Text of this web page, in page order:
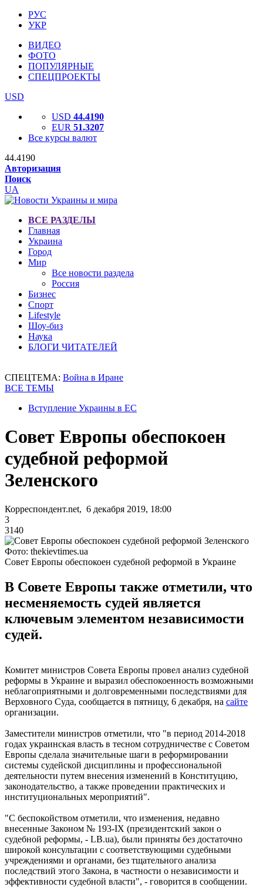
РУС
УКР
ВИДЕО
ФОТО
ПОПУЛЯРНЫЕ
СПЕЦПРОЕКТЫ
USD
USD 44.4190
EUR 51.3207
Все курсы валют
44.4190
Авторизация
Поиск
UA
ВСЕ РАЗДЕЛЫ
Главная
Украина
Город
Мир
Все новости раздела
Россия
Бизнес
Спорт
Lifestyle
Шоу-биз
Наука
БЛОГИ ЧИТАТЕЛЕЙ
СПЕЦТЕМА: Война в Иране
ВСЕ ТЕМЫ
Вступление Украины в ЕС
Совет Европы обеспокоен
судебной реформой
Зеленского
Корреспондент.net, 6 декабря 2019, 18:00
3
3140
Фото: thekievtimes.ua
Совет Европы обеспокоен судебной реформой в Украине
В Совете Европы также отметили, что
несменяемость судей является
ключевым элементом независимости
судей.
Комитет министров Совета Европы провел анализ судебной
реформы в Украине и выразил обеспокоенность возможными
неблагоприятными и долговременными последствиями для
Верховного Суда, сообщается в пятницу, 6 декабря, на сайте
организации.
Заместители министров отметили, что "в период 2014-2018
годах украинская власть в тесном сотрудничестве с Советом
Европы сделала значительные шаги в реформировании
системы судейской дисциплины и профессиональной
деятельности путем внесения изменений в Конституцию,
законодательство, а также проведении практических и
институциональных мероприятий".
"С беспокойством отметили, что изменения, недавно
внесенные Законом № 193-IX (президентский закон о
судебной реформы, - LB.ua), были приняты без достаточно
широкой консультации с соответствующими судебными
учреждениями и органами, без тщательного анализа
последствий этого Закона, в частности о независимости и
эффективности судебной власти", - говорится в сообщении.